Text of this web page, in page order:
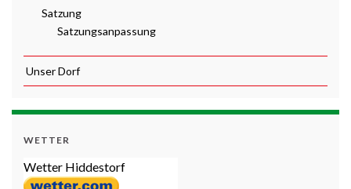
Satzung
Satzungsanpassung
Unser Dorf
WETTER
Wetter Hiddestorf